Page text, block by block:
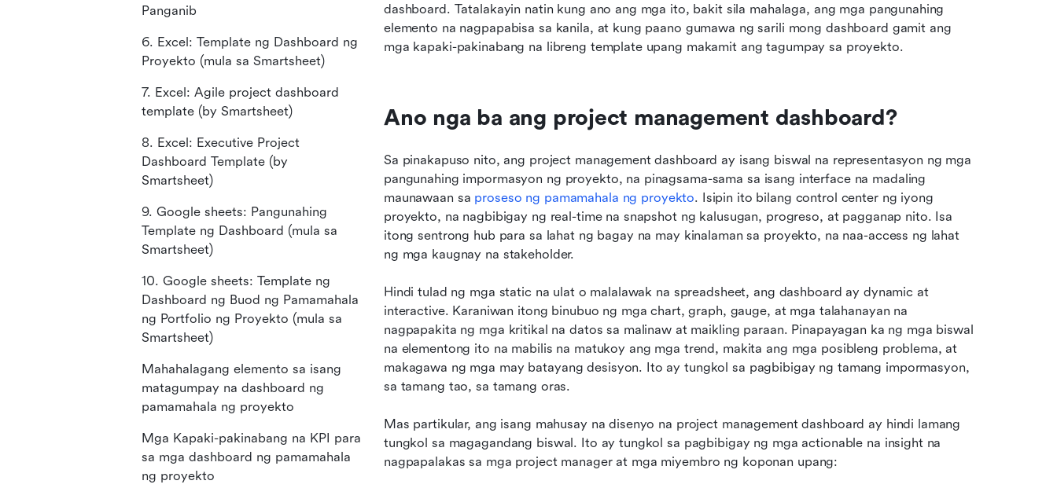
dashboard. Tatalakayin natin kung ano ang mga ito, bakit sila mahalaga, ang mga pangunahing
elemento na nagpapabisa sa kanila, at kung paano gumawa ng sarili mong dashboard gamit ang
mga kapaki-pakinabang na libreng template upang makamit ang tagumpay sa proyekto.
Ano nga ba ang project management dashboard?
Sa pinakapuso nito, ang project management dashboard ay isang biswal na representasyon ng mga
pangunahing impormasyon ng proyekto, na pinagsama-sama sa isang interface na madaling
maunawaan sa proseso ng pamamahala ng proyekto. Isipin ito bilang control center ng iyong
proyekto, na nagbibigay ng real-time na snapshot ng kalusugan, progreso, at pagganap nito. Isa
itong sentrong hub para sa lahat ng bagay na may kinalaman sa proyekto, na naa-access ng lahat
ng mga kaugnay na stakeholder.
Hindi tulad ng mga static na ulat o malalawak na spreadsheet, ang dashboard ay dynamic at
interactive. Karaniwan itong binubuo ng mga chart, graph, gauge, at mga talahanayan na
nagpapakita ng mga kritikal na datos sa malinaw at maikling paraan. Pinapayagan ka ng mga biswal
na elementong ito na mabilis na matukoy ang mga trend, makita ang mga posibleng problema, at
makagawa ng mga may batayang desisyon. Ito ay tungkol sa pagbibigay ng tamang impormasyon,
sa tamang tao, sa tamang oras.
Mas partikular, ang isang mahusay na disenyo na project management dashboard ay hindi lamang
tungkol sa magagandang biswal. Ito ay tungkol sa pagbibigay ng mga actionable na insight na
nagpapalakas sa mga project manager at mga miyembro ng koponan upang:
Panganib
6. Excel: Template ng Dashboard ng
Proyekto (mula sa Smartsheet)
7. Excel: Agile project dashboard
template (by Smartsheet)
8. Excel: Executive Project
Dashboard Template (by
Smartsheet)
9. Google sheets: Pangunahing
Template ng Dashboard (mula sa
Smartsheet)
10. Google sheets: Template ng
Dashboard ng Buod ng Pamamahala
ng Portfolio ng Proyekto (mula sa
Smartsheet)
Mahahalagang elemento sa isang
matagumpay na dashboard ng
pamamahala ng proyekto
Mga Kapaki-pakinabang na KPI para
sa mga dashboard ng pamamahala
ng proyekto